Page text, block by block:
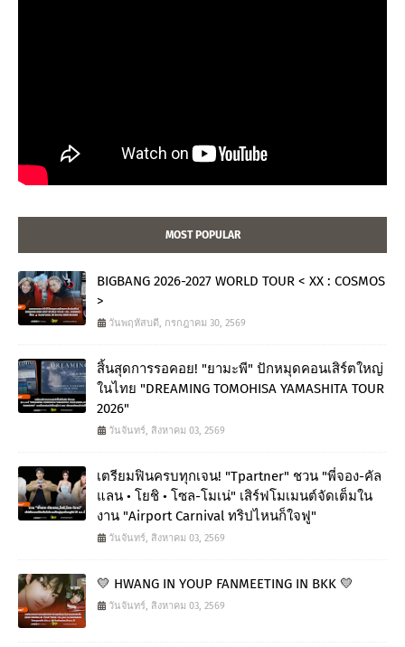
MOST POPULAR
BIGBANG 2026-2027 WORLD TOUR < XX : COSMOS
>
วันพฤหัสบดี, กรกฎาคม 30, 2569
สิ้นสุดการรอคอย! "ยามะพี" ปักหมุดคอนเสิร์ตใหญ่
ในไทย "DREAMING TOMOHISA YAMASHITA TOUR
2026"
วันจันทร์, สิงหาคม 03, 2569
เตรียมฟินครบทุกเจน! "Tpartner" ชวน "พี่จอง-คัล
แลน • โยชิ • โซล-โมเน่" เสิร์ฟโมเมนต์จัดเต็มใน
งาน "Airport Carnival ทริปไหนก็ใจฟู"
วันจันทร์, สิงหาคม 03, 2569
💛 HWANG IN YOUP FANMEETING IN BKK 💛
วันจันทร์, สิงหาคม 03, 2569